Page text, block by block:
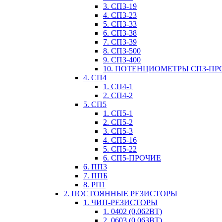
3. СП3-19
4. СП3-23
5. СП3-33
6. СП3-38
7. СП3-39
8. СП3-500
9. СП3-400
10. ПОТЕНЦИОМЕТРЫ СП3-
4. СП4
1. СП4-1
2. СП4-2
5. СП5
1. СП5-1
2. СП5-2
3. СП5-3
4. СП5-16
5. СП5-22
6. СП5-ПРОЧИЕ
6. ПП3
7. ППБ
8. РП1
2. ПОСТОЯННЫЕ РЕЗИСТОРЫ
1. ЧИП-РЕЗИСТОРЫ
1. 0402 (0,062ВТ)
2. 0603 (0,063ВТ)